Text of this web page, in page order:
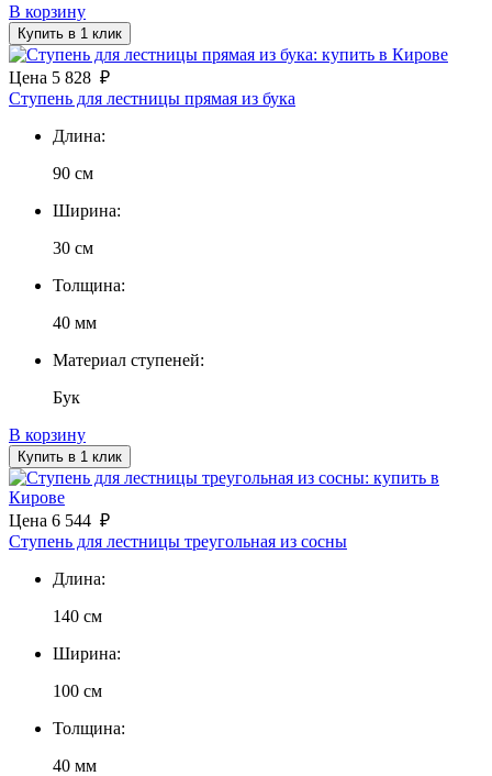
В корзину
Купить в 1 клик
Цена 5 828 ₽
Ступень для лестницы прямая из бука
Длина:
90 см
Ширина:
30 см
Толщина:
40 мм
Материал ступеней:
Бук
В корзину
Купить в 1 клик
Цена 6 544 ₽
Ступень для лестницы треугольная из сосны
Длина:
140 см
Ширина:
100 см
Толщина:
40 мм